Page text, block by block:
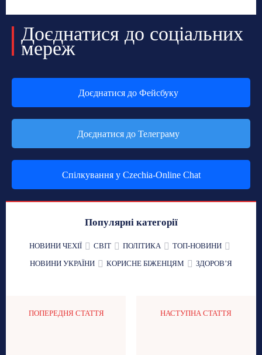
Доєднатися до соціальних
мереж
Доєднатися до Фейсбуку
Доєднатися до Телеграму
Спілкування у Czechia-Online Chat
Популярні категорії
НОВИНИ ЧЕХІЇ СВІТ ПОЛІТИКА
ТОП-НОВИНИ
НОВИНИ УКРАЇНИ
КОРИСНЕ БІЖЕНЦЯМ ЗДОРОВʼЯ
ПОПЕРЕДНЯ СТАТТЯ НАСТУПНА СТАТТЯ